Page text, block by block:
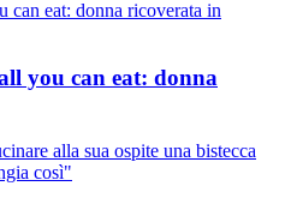
you can eat: donna